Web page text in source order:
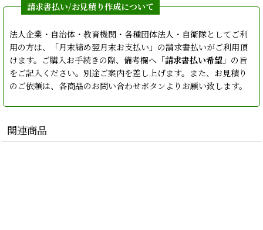
法人企業・自治体・教育機関・各種団体法人・自衛隊としてご利
用の方は、「月末締め翌月末お支払い」の請求書払いがご利用頂
けます。ご購入お手続きの際、備考欄へ「請求書払い希望 」の旨
をご記入ください。別途ご案内を差し上げます。また、お見積り
のご依頼は、各商品のお問い合わせボタンよりお願い致します。
関連商品